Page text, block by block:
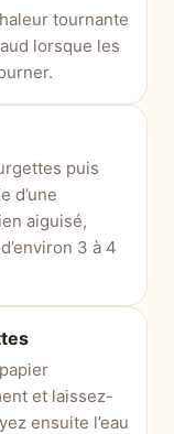
tournante
lorsque les
puis
d’une
aiguisé,
3 à 4
et laissez-
ensuite l’eau